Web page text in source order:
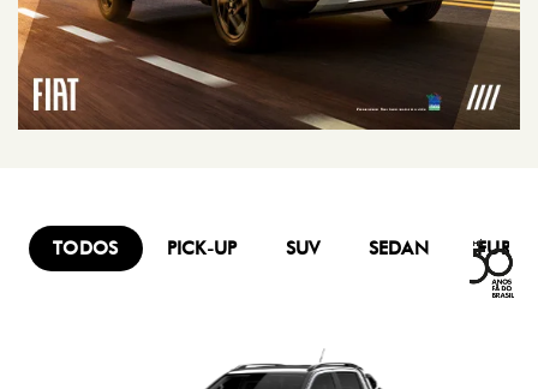
TODOS PICK-UP SUV SEDAN